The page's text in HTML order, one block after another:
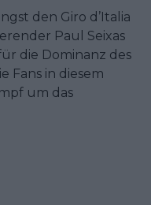
den Giro d’Italia
Paul Seixas
die Dominanz des
Fans in diesem
um das